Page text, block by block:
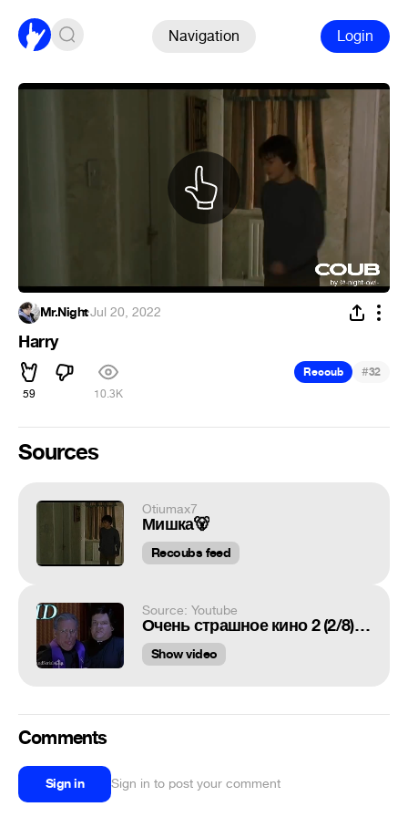
Navigation Login
Mr.Night·Jul 20, 2022
Harry
59 10.3K
Recoub #32
Sources
Otiumax7
Мишка🐻
Recoubs feed
Source: Youtube
Очень страшное кино 2 (2/8). Ну нахер. Обряд экзорцизма. 2001 HD Фильмарезка.
Show video
Comments
Sign in Sign in to post your comment